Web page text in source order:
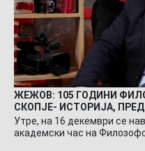
ЖЕЖОВ: 105 ГОДИНИ
СКОПЈЕ- ИСТОРИЈА,
Утре, на 16 декември се
академски час на